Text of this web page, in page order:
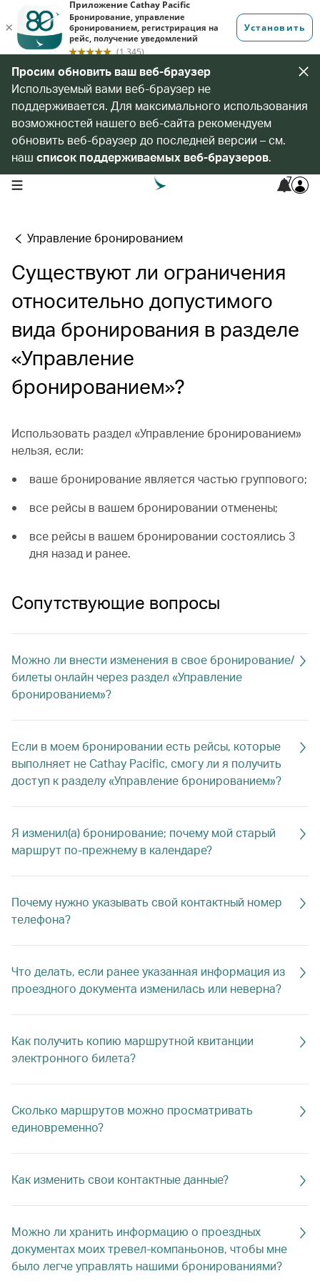
Просим обновить ваш веб-браузер
Используемый вами веб-браузер не
поддерживается. Для максимального использования
возможностей нашего веб-сайта рекомендуем
обновить веб-браузер до последней версии – см.
наш список поддерживаемых веб-браузеров.
open navigation menu 7
Управление бронированием
Существуют ли ограничения
относительно допустимого
вида бронирования в разделе
«Управление
бронированием»?
Использовать раздел «Управление бронированием»
нельзя, если:
ваше бронирование является частью группового;
все рейсы в вашем бронировании отменены;
все рейсы в вашем бронировании состоялись 3
дня назад и ранее.
Сопутствующие вопросы
Можно ли внести изменения в свое бронирование/
билеты онлайн через раздел «Управление
бронированием»?
Если в моем бронировании есть рейсы, которые
выполняет не Cathay Pacific, смогу ли я получить
доступ к разделу «Управление бронированием»?
Я изменил(а) бронирование; почему мой старый
маршрут по-прежнему в календаре?
Почему нужно указывать свой контактный номер
телефона?
Что делать, если ранее указанная информация из
проездного документа изменилась или неверна?
Как получить копию маршрутной квитанции
электронного билета?
Сколько маршрутов можно просматривать
единовременно?
Как изменить свои контактные данные?
Можно ли хранить информацию о проездных
документах моих тревел-компаньонов, чтобы мне
было легче управлять нашими бронированиями?